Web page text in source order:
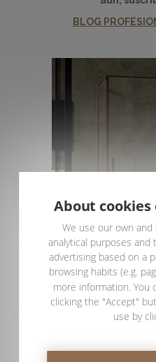
BLOG
SUSCRÍBETE A NUESTRO
About
We use our own
analytical purposes and
advertising based on a
browsing habits (e.g.
more information. You
clicking the "Accept"
use by